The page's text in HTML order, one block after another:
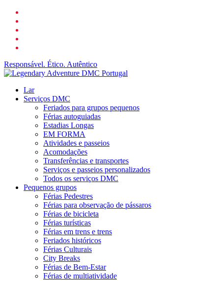
para
conteúdo
principal
Responsável. Ético. Autêntico
search
Cardápio
Lar
Serviços DMC
Feriados para grupos pequenos
Férias autoguiadas
Estadias Longas
EM FORMA
Atividades e passeios
Acomodações
Transferências e transportes
Serviços e passeios personalizados
Todos os serviços DMC
Pequenos grupos
Férias Pedestres
Férias para observação de pássaros
Férias de bicicleta
Férias turísticas
Férias em trens e trens
Feriados históricos
Férias Culturais
City Breaks
Férias de Bem-Estar
Férias de multiatividade